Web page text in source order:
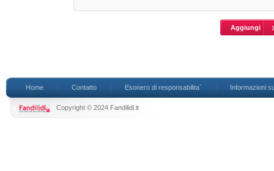
Home Contatto Esonero di responsabilita` Informazioni
Copyright © 2024 Fandilidl.it